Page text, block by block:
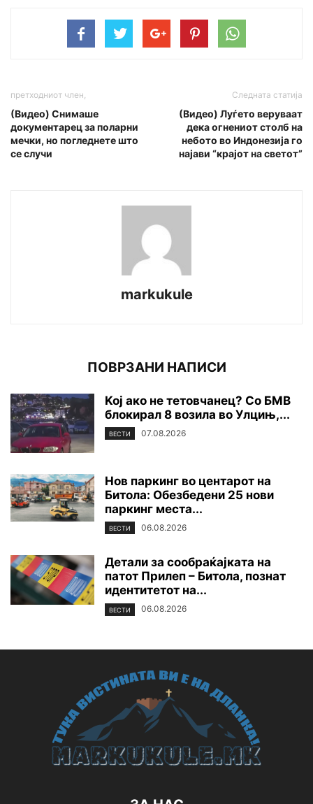
претходниот член,
(Видео) Снимаше
документарец за поларни
мечки, но погледнете што
се случи
Следната статија
(Видео) Луѓето веруваат
дека огнениот столб на
небото во Индонезија го
најави “крајот на светот”
markukule
ПОВРЗАНИ НАПИСИ
Koj ако не тетовчанец? Со БМВ
блокирал 8 возила во Улцињ,...
ВЕСТИ 07.08.2026
Нов паркинг во центарот на
Битола: Обезбедени 25 нови
паркинг места...
ВЕСТИ 06.08.2026
Детали за сообраќајката на
патот Прилеп – Битола, познат
идентитетот на...
ВЕСТИ 06.08.2026